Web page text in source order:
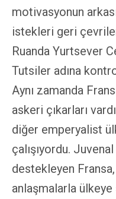
motivasyonun
istekleri geri
Ruanda Yurtsever
Tutsiler adına
Aynı zamanda
askeri çıkarları
diğer emperyalist
çalışıyordu.
destekleyen
anlaşmalarla ülkeye